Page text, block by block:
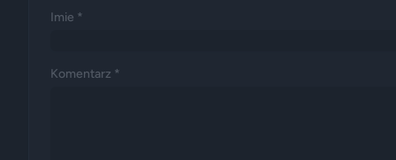
Imie *
Komentarz *